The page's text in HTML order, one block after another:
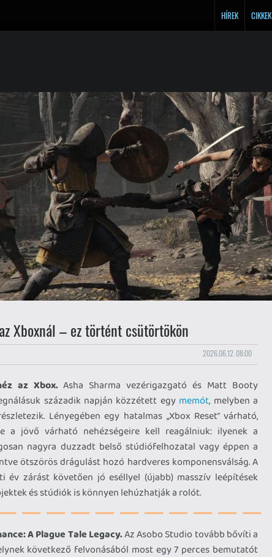
HÍREK CIKKEK
Xboxnál – ez történt csütörtökön
2026.06.12. 08:00
az Xbox.Asha Sharma vezérigazgató és Matt Booty
századik napján közzétett egy memót, melyben a
Lényegében egy hatalmas „Xbox Reset” várható,
a jövő várható nehézségeire kell reagálniuk: ilyenek a
nagyra duzzadt belső stúdiófelhozatal vagy éppen a
ötszörös drágulást hozó hardveres komponensválság. A
év zárást követően jó eséllyel (újabb) masszív leépítések
és stúdiók is könnyen lehúzhatják a rolót.
A Plague Tale Legacy.Az Asobo Studio tovább bővíti a
következő felvonásából most egy 7 perces bemutatót